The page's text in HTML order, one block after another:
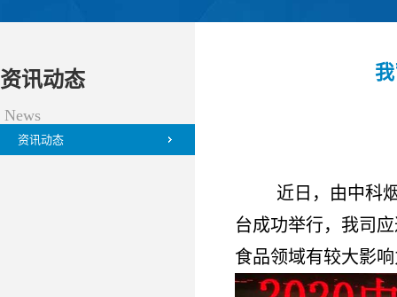
资讯动态
News
资讯动态
近日，由中科
台成功举行，我司
食品领域有较大影